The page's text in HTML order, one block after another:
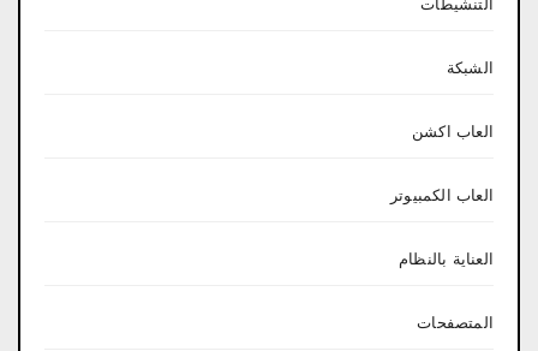
التنشيطات
الشبكة
العاب اكشن
العاب الكمبيوتر
العناية بالنظام
المتصفحات